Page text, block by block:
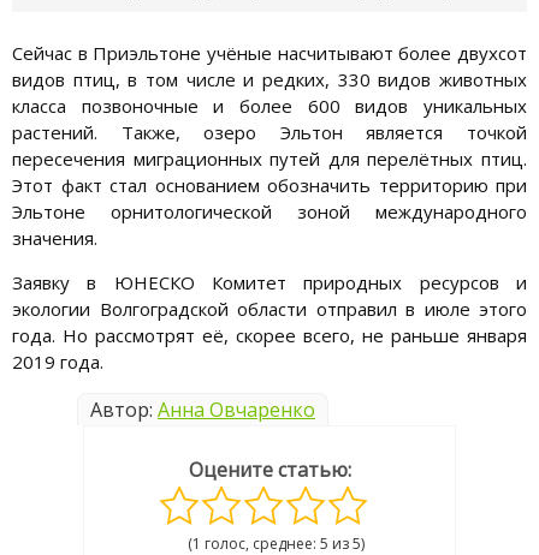
Сейчас в Приэльтоне учёные насчитывают более двухсот
видов птиц, в том числе и редких, 330 видов животных
класса позвоночные и более 600 видов уникальных
растений. Также, озеро Эльтон является точкой
пересечения миграционных путей для перелётных птиц.
Этот факт стал основанием обозначить территорию при
Эльтоне орнитологической зоной международного
значения.
Заявку в ЮНЕСКО Комитет природных ресурсов и
экологии Волгоградской области отправил в июле этого
года. Но рассмотрят её, скорее всего, не раньше января
2019 года.
Автор: Анна Овчаренко
Оцените статью:
(1 голос, среднее: 5 из 5)